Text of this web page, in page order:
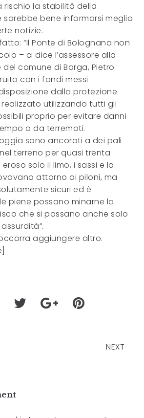
rischio la stabilità della
sarebbe bene informarsi meglio
notizie.
“Il Ponte di Bolognana non
– ci dice l’assessore alla
del comune di Barga, Pietro
con i fondi messi
dalla protezione
utilizzando tutti gli
proprio per evitare danni
o da terremoti.
sono ancorati a dei pali
terreno per quasi trenta
solo il limo, i sassi e la
attorno ai piloni, ma
sicuri ed è
piene possano minarne la
che si possano anche solo
aggiungere altro.
NEXT